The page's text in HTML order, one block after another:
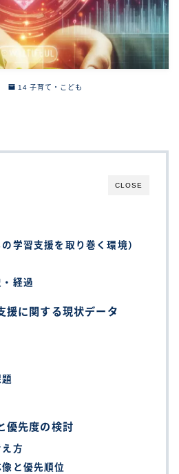
14 子育て・こども
CLOSE
学習支援を取り巻く環境）
・経過
援に関する現状データ
優先度の検討
方
と優先順位